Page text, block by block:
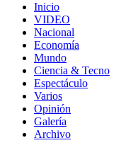
Inicio
VIDEO
Nacional
Economía
Mundo
Ciencia & Tecno
Espectáculo
Varios
Opinión
Galería
Archivo